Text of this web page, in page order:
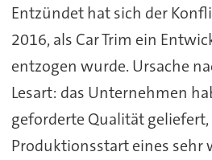
Entzündet hat sich der
2016, als Car Trim ein
entzogen wurde. Ursache
Lesart: das Unternehmen
geforderte Qualität
Produktionsstart eines sehr